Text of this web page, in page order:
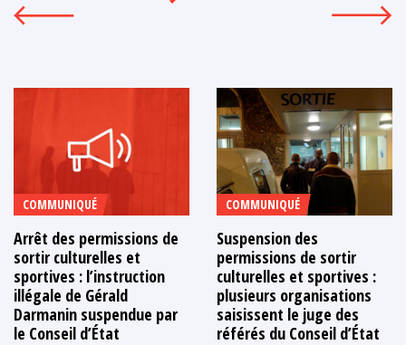
COMMUNIQUÉ
Arrêt des permissions de
sortir culturelles et
sportives : l’instruction
illégale de Gérald
Darmanin suspendue par
le Conseil d’État
COMMUNIQUÉ
Suspension des
permissions de sortir
culturelles et sportives :
plusieurs organisations
saisissent le juge des
référés du Conseil d’État